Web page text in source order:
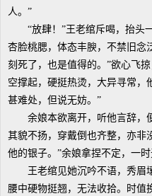
人。”
“放肆！”王老绾斥喝，抬头
杏脸桃腮，体态丰腴，不禁旧念
刻死了，也是值得的。”欲心飞
空撑起，硬挺热烫，大异寻常，
甚难处，但说无妨。”
余娘本欲离开，听他言辞，便
其貌不扬，穿戴倒也齐整，亦非
他的银子。”余娘拿捏不定，一时
王老绾见她沉吟不语，秀眉
腰中硬物挺翘，无法收拾。时值